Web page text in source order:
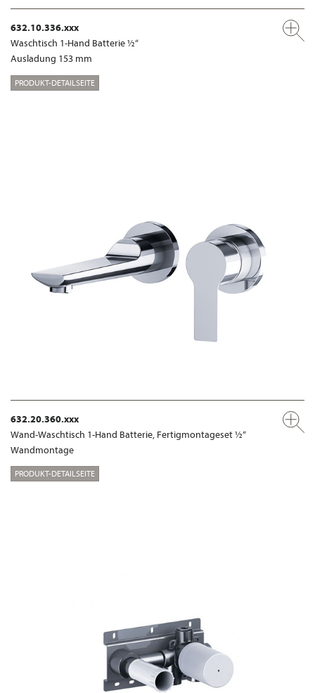
632.10.336.xxx
Waschtisch 1-Hand Batterie ½“
Ausladung 153 mm
PRODUKT-DETAILSEITE
632.20.360.xxx
Wand-Waschtisch 1-Hand Batterie, Fertigmontageset ½“
Wandmontage
PRODUKT-DETAILSEITE